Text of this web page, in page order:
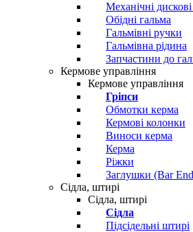
Механічні
Обідні гальма
Гальмівні ручки
Гальмівна рідина
Запчастини до
Кермове управління
Кермове управління
Гріпси
Обмотки керма
Кермові колонки
Виноси керма
Керма
Ріжки
Заглушки (Bar
Сідла, штирі
Сідла, штирі
Сідла
Підсідельні штирі